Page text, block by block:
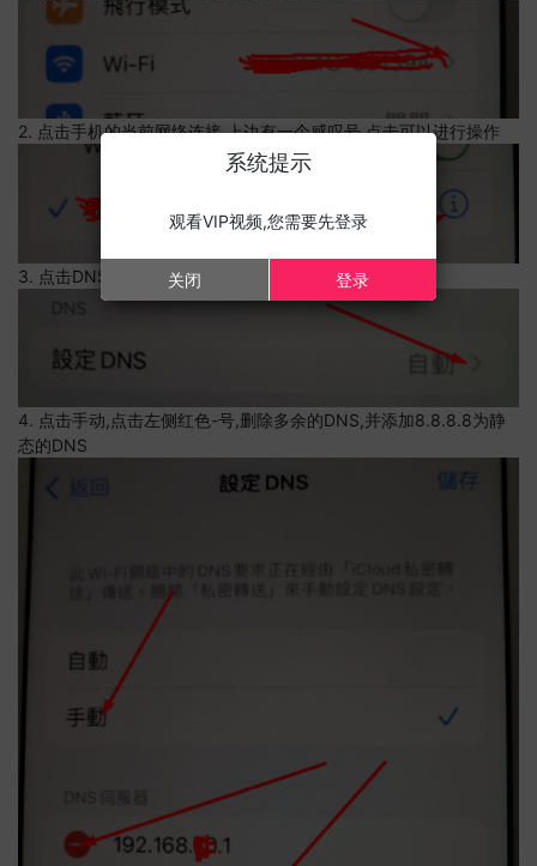
2. 点击手机的当前网络连接,上边有一个感叹号,点击可以进行操作
3. 点击DNS设置
4. 点击手动,点击左侧红色-号,删除多余的DNS,并添加8.8.8.8为静
态的DNS
系统提示
观看VIP视频,您需要先登录
关闭 登录